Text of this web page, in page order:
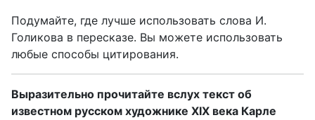
Подумайте, где лучше использовать слова И.
Голикова в пересказе. Вы можете использовать
любые способы цитирования.
Выразительно прочитайте вслух текст об
известном русском художнике XIX века Карле